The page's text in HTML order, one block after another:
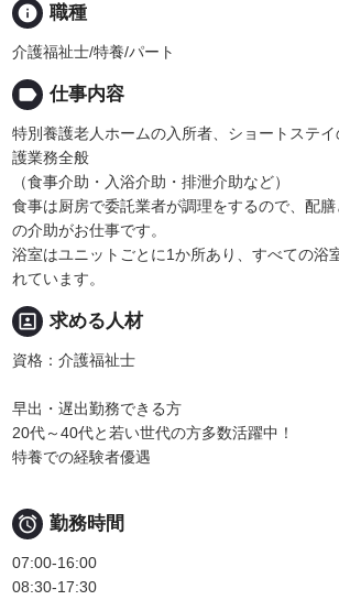
info 職種
介護福祉士/特養/パート
label 仕事内容
特別養護老人ホームの入所者、ショートステ
護業務全般
（食事介助・入浴介助・排泄介助など）
食事は厨房で委託業者が調理をするので、配
の介助がお仕事です。
浴室はユニットごとに1か所あり、すべての浴
れています。
portrait 求める人材
資格：介護福祉士
早出・遅出勤務できる方
20代～40代と若い世代の方多数活躍中！
特養での経験者優遇
 勤務時間
07:00-16:00
08:30-17:30